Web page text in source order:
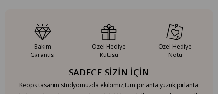
SADECE SİZİN İÇİN
Keops tasarım stüdyomuzda ekibimiz,tüm pırlanta yüzük,pırlanta
Bakım
Garantisi
Özel Hediye
Kutusu
Özel Hediye
Notu